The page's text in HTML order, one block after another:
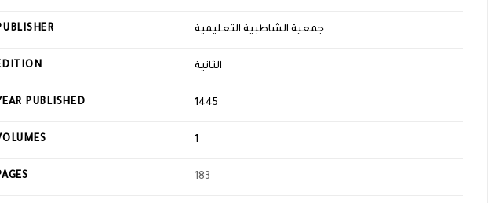
جمعية الشاطبية التعليمية
الثانية
PUBLISHED 1445
1
183